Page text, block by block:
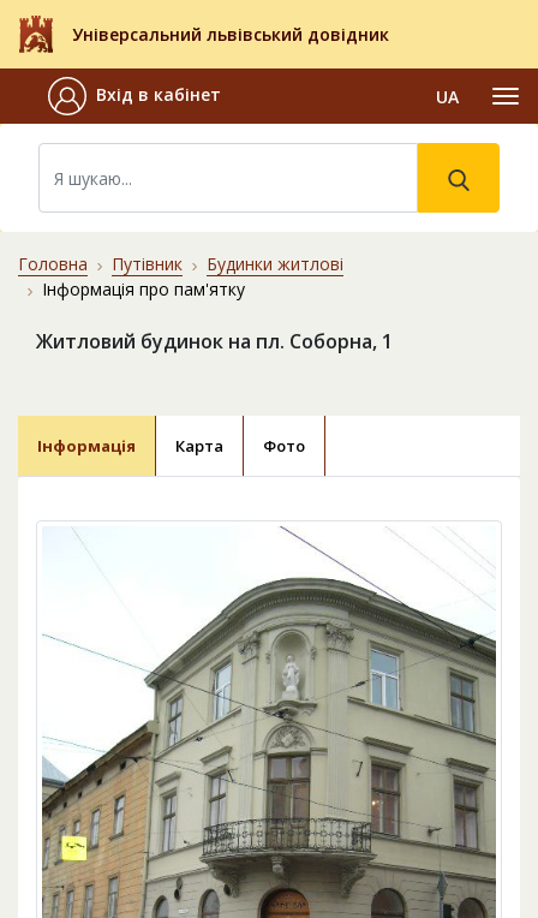
Універсальний львівський довідник
Вхід в кабінет UA
Головна Путівник
Будинки житлові
Інформація про пам'ятку
Житловий будинок на пл. Соборна, 1
Інформація Карта Фото